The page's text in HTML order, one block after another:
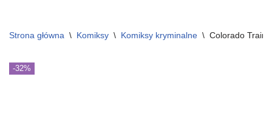
Strona główna \ Komiksy \ Komiksy kryminalne \ Colorado Train
-32%